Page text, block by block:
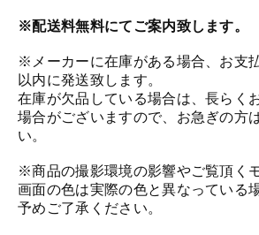
※配送料無料にてご案内致します。
※メーカーに在庫がある場合、お支
以内に発送致します。
在庫が欠品している場合は、長らく
場合がございますので、お急ぎの方
い。
※商品の撮影環境の影響やご覧頂く
画面の色は実際の色と異なっている
予めご了承ください。